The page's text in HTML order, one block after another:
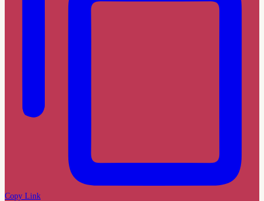
Copy Link